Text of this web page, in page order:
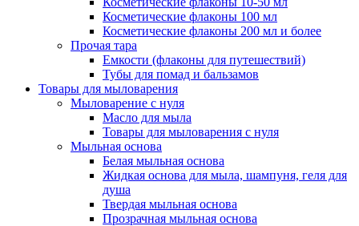
Косметические флаконы 100 мл
Косметические флаконы 200 мл и более
Прочая тара
Емкости (флаконы для путешествий)
Тубы для помад и бальзамов
Товары для мыловарения
Мыловарение с нуля
Масло для мыла
Товары для мыловарения с нуля
Мыльная основа
Белая мыльная основа
Жидкая основа для мыла, шампуня, геля для
душа
Твердая мыльная основа
Прозрачная мыльная основа